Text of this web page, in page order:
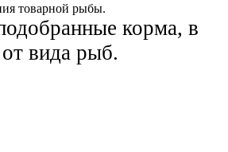
товарной рыбы.
корма, в
вида рыб.